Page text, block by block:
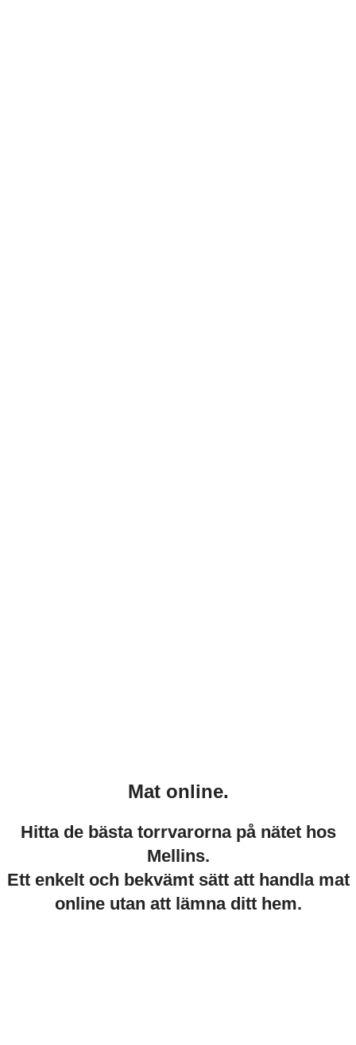
Mat online.
Hitta de bästa torrvarorna på nätet hos
Mellins.
Ett enkelt och bekvämt sätt att handla mat
online utan att lämna ditt hem.